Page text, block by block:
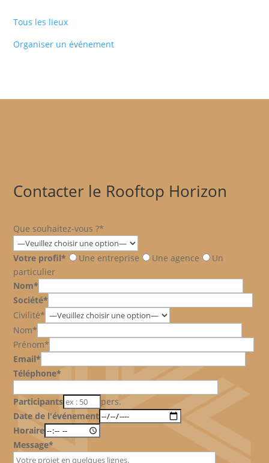
Tous les lieux
Organiser un événement
Contacter le Rooftop Horizon
Que souhaitez-vous ?*
Votre profil* Une entreprise Une agence
Un
particulier
Nom*
Société*
Civilité*
Nom*
Prénom*
Email*
Téléphone*
Participants
pers.
Date de l'événement
Horaire
Message*